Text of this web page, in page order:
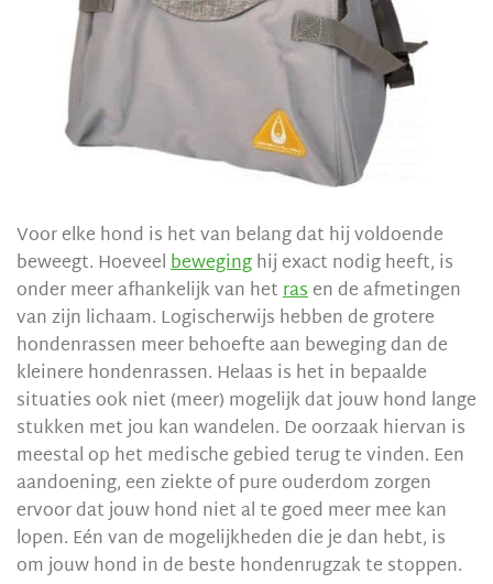
Voor elke hond is het van belang dat hij voldoende
beweegt. Hoeveelbeweginghij exact nodig heeft, is
onder meer afhankelijk van hetrasen de afmetingen
van zijn lichaam. Logischerwijs hebben de grotere
hondenrassen meer behoefte aan beweging dan de
kleinere hondenrassen. Helaas is het in bepaalde
situaties ook niet (meer) mogelijk dat jouw hond lange
stukken met jou kan wandelen. De oorzaak hiervan is
meestal op het medische gebied terug te vinden. Een
aandoening, een ziekte of pure ouderdom zorgen
ervoor dat jouw hond niet al te goed meer mee kan
lopen. Eén van de mogelijkheden die je dan hebt, is
om jouw hond in de beste hondenrugzak te stoppen.